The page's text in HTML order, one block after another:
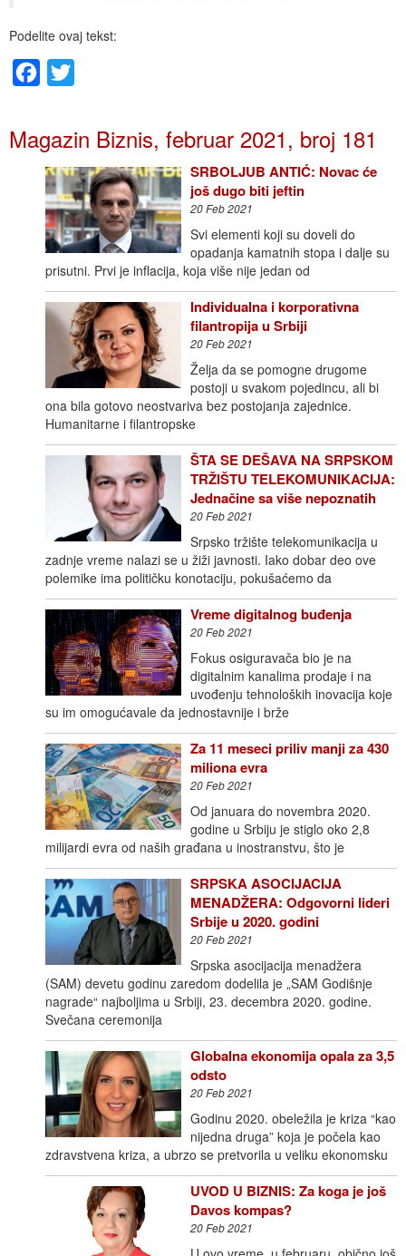
Podelite ovaj tekst:
Facebook
Magazin Biznis, februar 2021, broj 181
SRBOLJUB ANTIĆ: Novac će
još dugo biti jeftin
20 Feb 2021
Svi elementi koji su doveli do
opadanja kamatnih stopa i dalje su
prisutni. Prvi je inflacija, koja više nije jedan od
Individualna i korporativna
filantropija u Srbiji
20 Feb 2021
Želja da se pomogne drugome
postoji u svakom pojedincu, ali bi
ona bila gotovo neostvariva bez postojanja zajednice.
Humanitarne i filantropske
ŠTA SE DEŠAVA NA SRPSKOM
TRŽIŠTU TELEKOMUNIKACIJA:
Jednačine sa više nepoznatih
20 Feb 2021
Srpsko tržište telekomunikacija u
zadnje vreme nalazi se u žiži javnosti. Iako dobar deo ove
polemike ima političku konotaciju, pokušaćemo da
Vreme digitalnog buđenja
20 Feb 2021
Fokus osiguravača bio je na
digitalnim kanalima prodaje i na
uvođenju tehnoloških inovacija koje
su im omogućavale da jednostavnije i brže
Za 11 meseci priliv manji za 430
miliona evra
20 Feb 2021
Od januara do novembra 2020.
godine u Srbiju je stiglo oko 2,8
milijardi evra od naših građana u inostranstvu, što je
SRPSKA ASOCIJACIJA
MENADŽERA: Odgovorni lideri
Srbije u 2020. godini
20 Feb 2021
Srpska asocijacija menadžera
(SAM) devetu godinu zaredom dodelila je „SAM Godišnje
nagrade“ najboljima u Srbiji, 23. decembra 2020. godine.
Svečana ceremonija
Globalna ekonomija opala za 3,5
odsto
20 Feb 2021
Godinu 2020. obeležila je kriza “kao
nijedna druga” koja je počela kao
zdravstvena kriza, a ubrzo se pretvorila u veliku ekonomsku
UVOD U BIZNIS: Za koga je još
Davos kompas?
20 Feb 2021